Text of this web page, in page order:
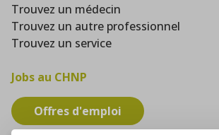
Trouvez un médecin
Trouvez un autre professionnel
Trouvez un service
Jobs au CHNP
Offres d'emploi